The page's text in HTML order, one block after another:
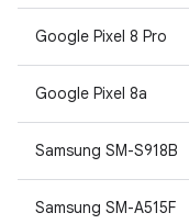
Google Pixel 8 Pro
Google Pixel 8a
Samsung SM-S918B
Samsung SM-A515F